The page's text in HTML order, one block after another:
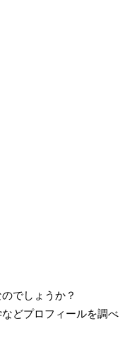
でしょうか？
どプロフィールを調べ